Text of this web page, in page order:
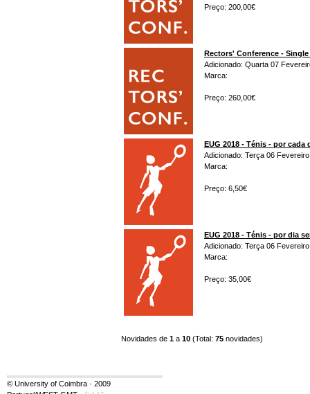
Preço: 200,00€
Rectors' Conference -
Adicionado: Quarta 07
Marca:
Preço: 260,00€
EUG 2018 - Ténis - por
Adicionado: Terça 06
Marca:
Preço: 6,50€
EUG 2018 - Ténis - por dia
Adicionado: Terça 06
Marca:
Preço: 35,00€
Novidades de 1 a 10 (Total: 75 novidades)
© University of Coimbra · 2009